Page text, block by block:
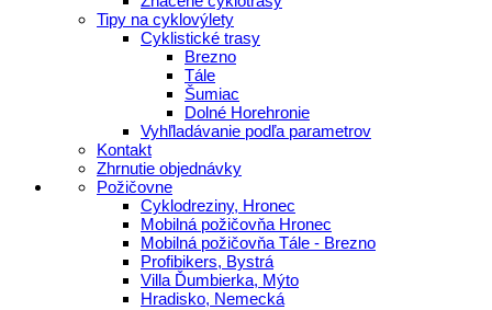
Tipy na cyklovýlety
Cyklistické trasy
Brezno
Tále
Šumiac
Dolné Horehronie
Vyhľladávanie podľa parametrov
Kontakt
Zhrnutie objednávky
Požičovne
Cyklodreziny, Hronec
Mobilná požičovňa Hronec
Mobilná požičovňa Tále - Brezno
Profibikers, Bystrá
Villa Ďumbierka, Mýto
Hradisko, Nemecká